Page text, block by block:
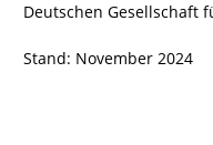
Deutschen Gesellschaft
Stand: November 2024